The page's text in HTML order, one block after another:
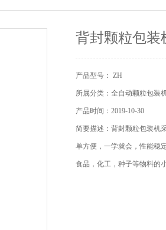
背封颗粒包装
产品型号： ZH
所属分类：全自动颗粒包装
产品时间：2019-10-30
简要描述：背封颗粒包装机
单方便，一学就会，性能稳
食品，化工，种子等物料的